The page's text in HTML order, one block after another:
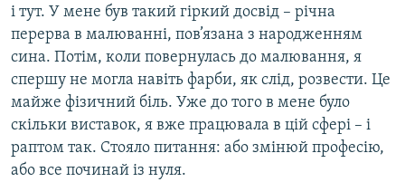
і тут. У мене був такий гіркий досвід – річна
перерва в малюванні, пов’язана з народженням
сина. Потім, коли повернулась до малювання, я
спершу не могла навіть фарби, як слід, розвести. Це
майже фізичний біль. Уже до того в мене було
скільки виставок, я вже працювала в цій сфері – і
раптом так. Стояло питання: або змінюй професію,
або все починай із нуля.​